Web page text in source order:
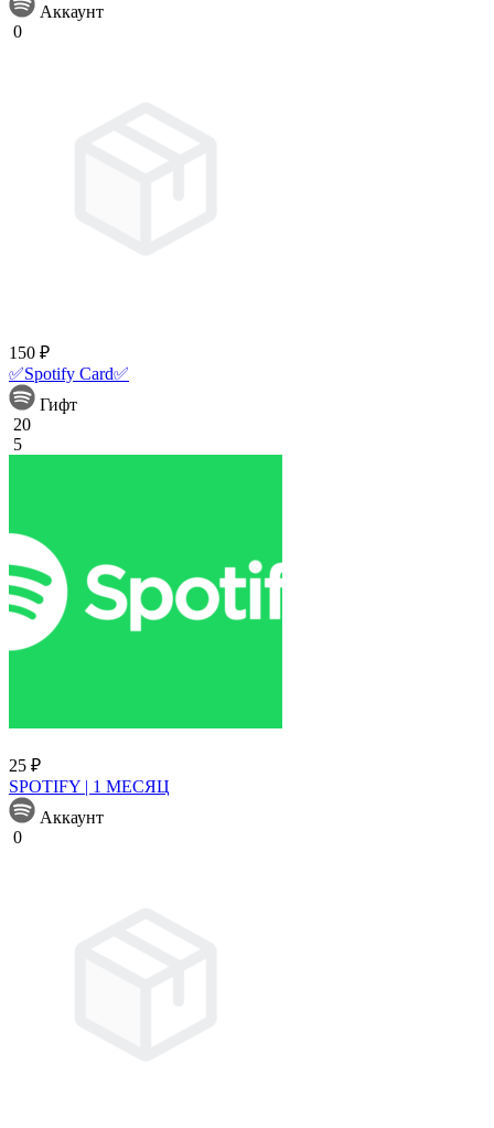
Аккаунт
0
150 ₽
✅Spotify Card✅
Гифт
20
5
25 ₽
SPOTIFY | 1 МЕСЯЦ
Аккаунт
0